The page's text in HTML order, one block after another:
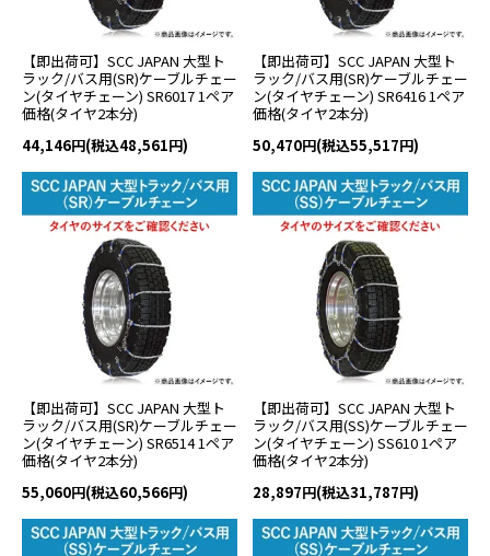
【即出荷可】SCC JAPAN 大型ト
ラック/バス用(SR)ケーブルチェー
ン(タイヤチェーン) SR6017 1ペア
価格(タイヤ2本分)
44,146円(税込48,561円)
【即出荷可】SCC JAPAN 大型ト
ラック/バス用(SR)ケーブルチェー
ン(タイヤチェーン) SR6416 1ペア
価格(タイヤ2本分)
50,470円(税込55,517円)
【即出荷可】SCC JAPAN 大型ト
ラック/バス用(SR)ケーブルチェー
ン(タイヤチェーン) SR6514 1ペア
価格(タイヤ2本分)
55,060円(税込60,566円)
【即出荷可】SCC JAPAN 大型ト
ラック/バス用(SS)ケーブルチェー
ン(タイヤチェーン) SS610 1ペア
価格(タイヤ2本分)
28,897円(税込31,787円)